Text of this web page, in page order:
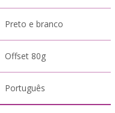
Preto e branco
Offset 80g
Português